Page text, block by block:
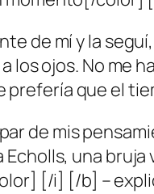
de mí y la
los ojos. No me
que el
de mis
una
[/i] [/b] –